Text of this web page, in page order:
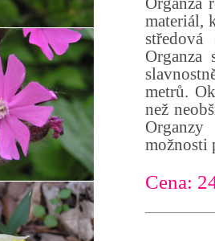
materiál,
Organza
metrů.
než
možnosti
Cena: